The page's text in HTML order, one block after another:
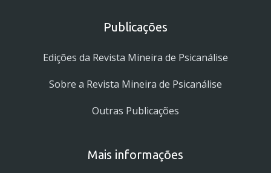
Publicações
Edições da Revista Mineira de Psicanálise
Sobre a Revista Mineira de Psicanálise
Outras Publicações
Mais informações